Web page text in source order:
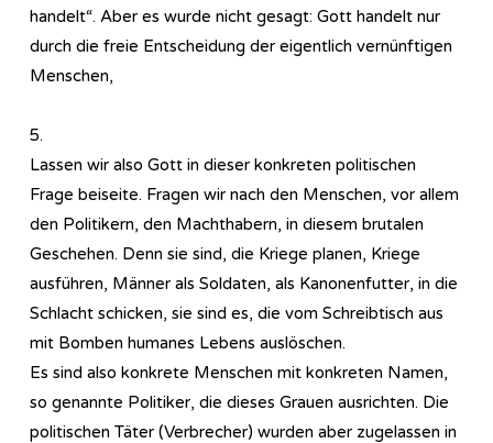
handelt“. Aber es wurde nicht gesagt: Gott handelt nur
durch die freie Entscheidung der eigentlich vernünftigen
Menschen,
5.
Lassen wir also Gott in dieser konkreten politischen
Frage beiseite. Fragen wir nach den Menschen, vor allem
den Politikern, den Machthabern, in diesem brutalen
Geschehen. Denn sie sind, die Kriege planen, Kriege
ausführen, Männer als Soldaten, als Kanonenfutter, in die
Schlacht schicken, sie sind es, die vom Schreibtisch aus
mit Bomben humanes Lebens auslöschen.
Es sind also konkrete Menschen mit konkreten Namen,
so genannte Politiker, die dieses Grauen ausrichten. Die
politischen Täter (Verbrecher) wurden aber zugelassen in